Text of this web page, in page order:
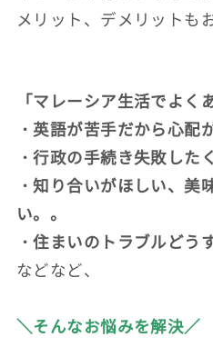
メリット、デメリットも
「マレーシア生活でよく
・英語が苦手だから心配
・行政の手続き失敗した
・知り合いがほしい、美
い。。
・住まいのトラブルどう
などなど、
＼そんなお悩みを解決／